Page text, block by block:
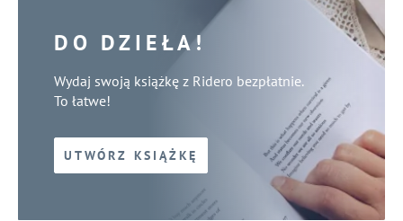
DO DZIEŁA!
Wydaj swoją książkę z Ridero bezpłatnie.
To łatwe!
UTWÓRZ KSIĄŻKĘ